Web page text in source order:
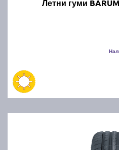
Летни гуми